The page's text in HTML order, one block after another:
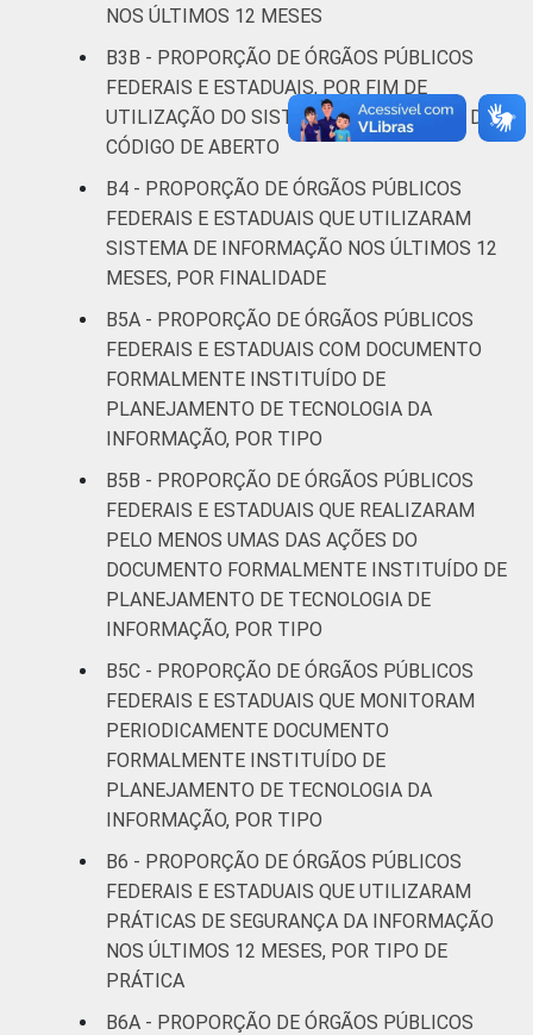
NOS ÚLTIMOS 12 MESES
B3B - PROPORÇÃO DE ÓRGÃOS PÚBLICOS
FEDERAIS E ESTADUAIS, POR FIM DE
UTILIZAÇÃO DO SISTEMA OPERACIONAL DE
CÓDIGO DE ABERTO
B4 - PROPORÇÃO DE ÓRGÃOS PÚBLICOS
FEDERAIS E ESTADUAIS QUE UTILIZARAM
SISTEMA DE INFORMAÇÃO NOS ÚLTIMOS 12
MESES, POR FINALIDADE
B5A - PROPORÇÃO DE ÓRGÃOS PÚBLICOS
FEDERAIS E ESTADUAIS COM DOCUMENTO
FORMALMENTE INSTITUÍDO DE
PLANEJAMENTO DE TECNOLOGIA DA
INFORMAÇÃO, POR TIPO
B5B - PROPORÇÃO DE ÓRGÃOS PÚBLICOS
FEDERAIS E ESTADUAIS QUE REALIZARAM
PELO MENOS UMAS DAS AÇÕES DO
DOCUMENTO FORMALMENTE INSTITUÍDO DE
PLANEJAMENTO DE TECNOLOGIA DE
INFORMAÇÃO, POR TIPO
B5C - PROPORÇÃO DE ÓRGÃOS PÚBLICOS
FEDERAIS E ESTADUAIS QUE MONITORAM
PERIODICAMENTE DOCUMENTO
FORMALMENTE INSTITUÍDO DE
PLANEJAMENTO DE TECNOLOGIA DA
INFORMAÇÃO, POR TIPO
B6 - PROPORÇÃO DE ÓRGÃOS PÚBLICOS
FEDERAIS E ESTADUAIS QUE UTILIZARAM
PRÁTICAS DE SEGURANÇA DA INFORMAÇÃO
NOS ÚLTIMOS 12 MESES, POR TIPO DE
PRÁTICA
B6A - PROPORÇÃO DE ÓRGÃOS PÚBLICOS